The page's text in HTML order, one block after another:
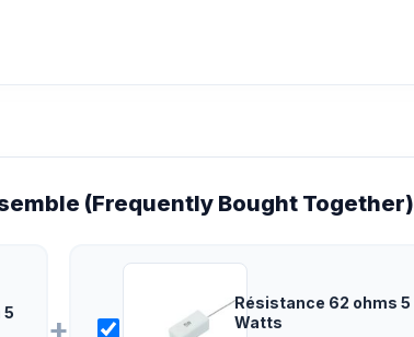
(Frequently Bought Together)
+
Résistance 62 ohms 5
Watts